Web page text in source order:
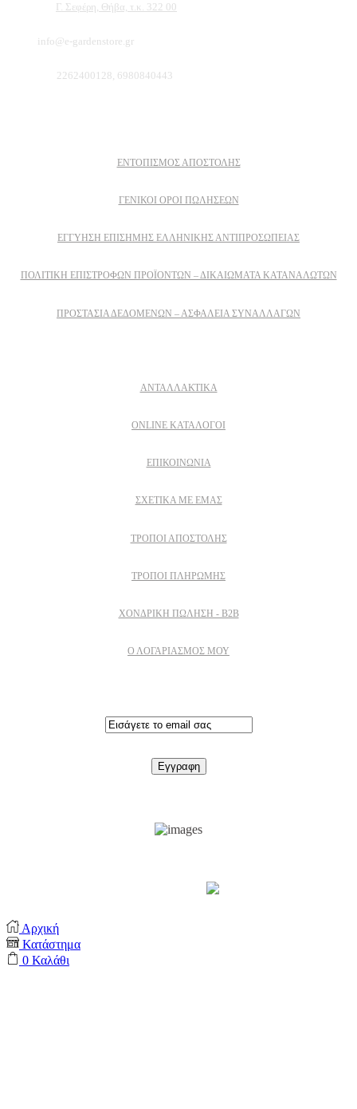
Γ. Σεφέρη, Θήβα, τ.κ. 322 00
info@e-gardenstore.gr
2262400128, 6980840443
ΕΝΤΟΠΙΣΜΟΣ ΑΠΟΣΤΟΛΗΣ
ΓΕΝΙΚΟΙ ΟΡΟΙ ΠΩΛΗΣΕΩΝ
ΕΓΓΎΗΣΗ ΕΠΊΣΗΜΗΣ ΕΛΛΗΝΙΚΉΣ ΑΝΤΙΠΡΟΣΩΠΕΊΑΣ
ΠΟΛΙΤΙΚΉ ΕΠΙΣΤΡΟΦΏΝ ΠΡΟΪΌΝΤΩΝ – ΔΙΚΑΙΏΜΑΤΑ ΚΑΤΑΝΑΛΩΤΏΝ
ΠΡΟΣΤΑΣΊΑ ΔΕΔΟΜΈΝΩΝ – ΑΣΦΆΛΕΙΑ ΣΥΝΑΛΛΑΓΏΝ
ΑΝΤΑΛΛΑΚΤΙΚΑ
ONLINE ΚΑΤΑΛΟΓΟΙ
ΕΠΙΚΟΙΝΩΝΙΑ
ΣΧΕΤΙΚΆ ΜΕ ΕΜΆΣ
ΤΡΌΠΟΙ ΑΠΟΣΤΟΛΉΣ
ΤΡΌΠΟΙ ΠΛΗΡΩΜΉΣ
ΧΟΝΔΡΙΚΉ ΠΏΛΗΣΗ - B2B
Ο ΛΟΓΑΡΙΑΣΜΟΣ ΜΟΥ
Αρχική
Κατάστημα
0 Καλάθι